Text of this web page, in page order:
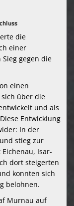
die
einer
gegen die
einen
sich über die
und als
Diese Entwicklung
In der
und stieg zur
Eichenau, Isar-
dort steigerten
konnten sich
belohnen.
Murnau auf